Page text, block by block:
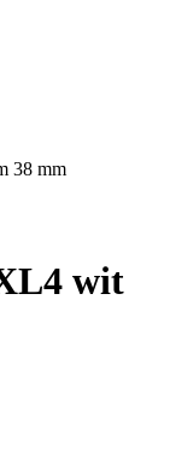
38 mm
wit